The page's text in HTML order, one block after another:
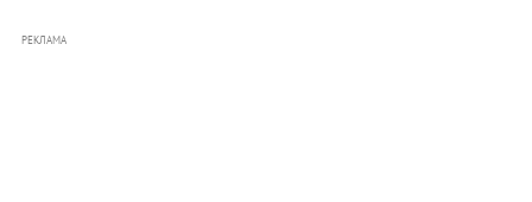
РЕКЛАМА